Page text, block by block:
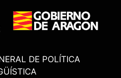
DE POLÍTICA